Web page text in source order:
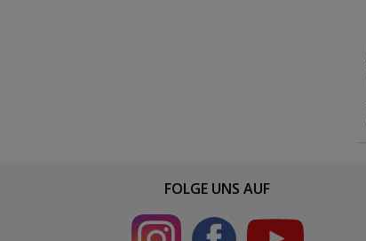
FOLGE UNS AUF